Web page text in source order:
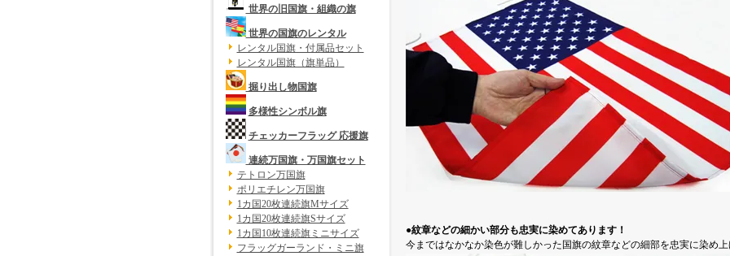
世界の旧国旗・組織の旗
世界の国旗のレンタル
レンタル国旗・付属品セット
レンタル国旗（旗単品）
掘り出し物国旗
多様性シンボル旗
チェッカーフラッグ 応援旗
連続万国旗・万国旗セット
テトロン万国旗
ポリエチレン万国旗
1カ国20枚連続旗Mサイズ
1カ国20枚連続旗Sサイズ
1カ国10枚連続旗ミニサイズ
フラッグガーランド・ミニ旗
●紋章などの細かい部分も忠実に染めてあります！
今まではなかなか染色が難しかった国旗の紋章などの細部を忠実に染め上